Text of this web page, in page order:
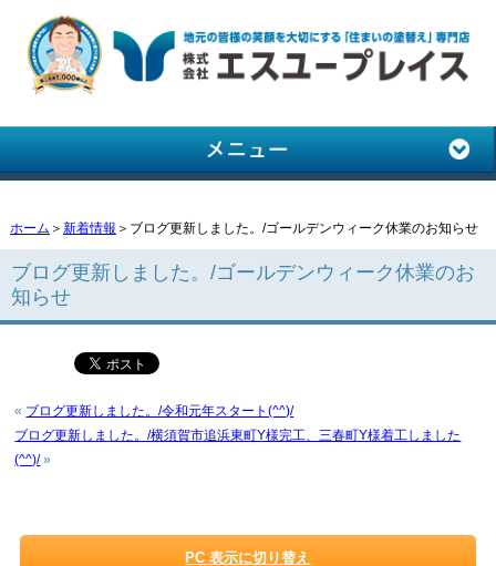
ホーム ＞ 新着情報 ＞ブログ更新しました。/ゴールデンウィーク休業のお知らせ
ブログ更新しました。/ゴールデンウィーク休業のお
知らせ
« ブログ更新しました。/令和元年スタート(^^)/
ブログ更新しました。/横須賀市追浜東町Y様完工、三春町Y様着工しました
(^^)/»
PC 表示に切り替え